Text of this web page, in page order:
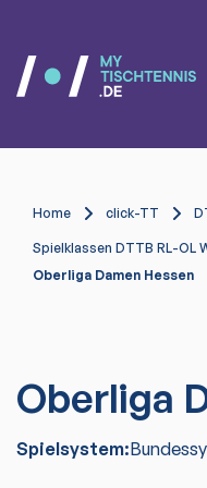
Home click-TT
Spielklassen DTTB RL-OL
Oberliga Damen Hessen
Oberliga
Spielsystem: